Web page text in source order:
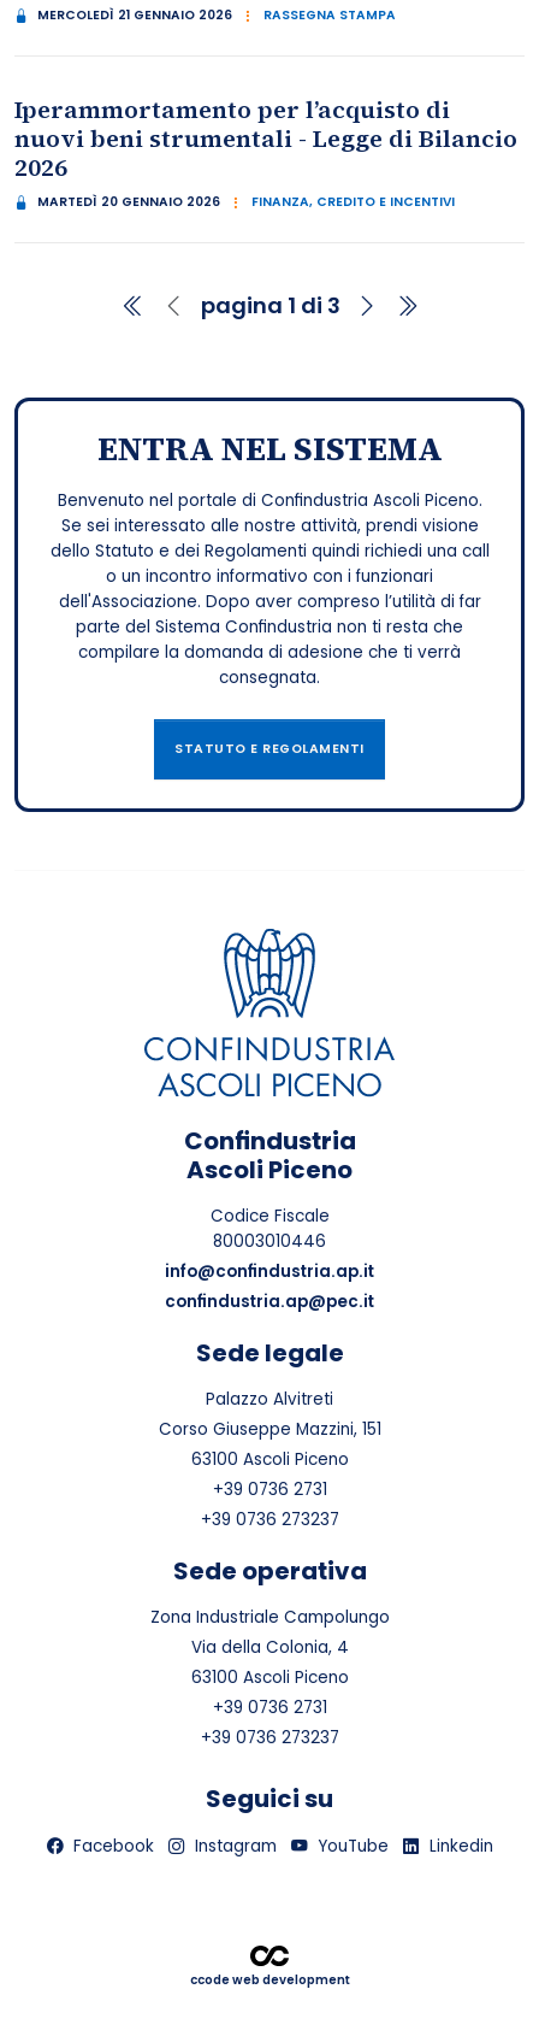
MERCOLEDÌ 21 GENNAIO 2026 RASSEGNA STAMPA
Iperammortamento per l’acquisto di
nuovi beni strumentali - Legge di Bilancio
2026
MARTEDÌ 20 GENNAIO 2026 FINANZA, CREDITO E INCENTIVI
pagina 1 di 3
ENTRA NEL SISTEMA
Benvenuto nel portale di Confindustria Ascoli Piceno.
Se sei interessato alle nostre attività, prendi visione
dello Statuto e dei Regolamenti quindi richiedi una call
o un incontro informativo con i funzionari
dell'Associazione. Dopo aver compreso l’utilità di far
parte del Sistema Confindustria non ti resta che
compilare la domanda di adesione che ti verrà
consegnata.
STATUTO E REGOLAMENTI
Confindustria
Ascoli Piceno
Codice Fiscale
80003010446
info@confindustria.ap.it
confindustria.ap@pec.it
Sede legale
Palazzo Alvitreti
Corso Giuseppe Mazzini, 151
63100 Ascoli Piceno
+39 0736 2731
+39 0736 273237
Sede operativa
Zona Industriale Campolungo
Via della Colonia, 4
63100 Ascoli Piceno
+39 0736 2731
+39 0736 273237
Seguici su
Facebook Instagram YouTube Linkedin
ccode web development